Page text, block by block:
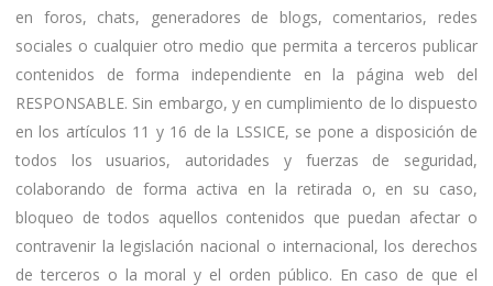
en foros, chats, generadores de blogs, comentarios, redes
sociales o cualquier otro medio que permita a terceros publicar
contenidos de forma independiente en la página web del
RESPONSABLE. Sin embargo, y en cumplimiento de lo dispuesto
en los artículos 11 y 16 de la LSSICE, se pone a disposición de
todos los usuarios, autoridades y fuerzas de seguridad,
colaborando de forma activa en la retirada o, en su caso,
bloqueo de todos aquellos contenidos que puedan afectar o
contravenir la legislación nacional o internacional, los derechos
de terceros o la moral y el orden público. En caso de que el